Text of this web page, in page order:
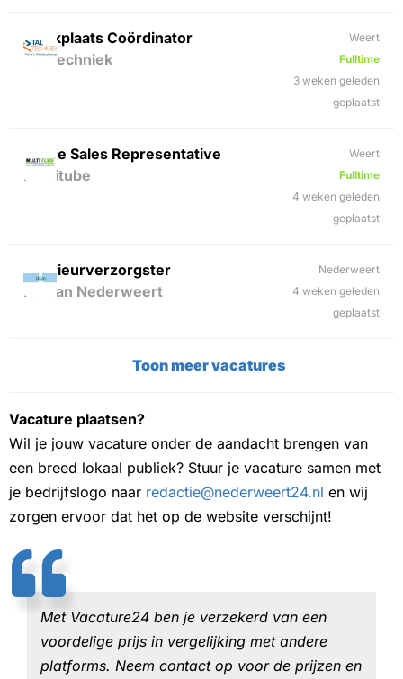
Werkplaats Coördinator
Tal Techniek
Weert
Fulltime
3 weken geleden
geplaatst
Inside Sales Representative
Multitube
Weert
Fulltime
4 weken geleden
geplaatst
Interieurverzorgster
2Clean Nederweert
Nederweert
4 weken geleden
geplaatst
Toon meer vacatures
Vacature plaatsen?
Wil je jouw vacature onder de aandacht brengen van
een breed lokaal publiek? Stuur je vacature samen met
je bedrijfslogo naar redactie@nederweert24.nl en wij
zorgen ervoor dat het op de website verschijnt!
Met Vacature24 ben je verzekerd van een
voordelige prijs in vergelijking met andere
platforms. Neem contact op voor de prijzen en